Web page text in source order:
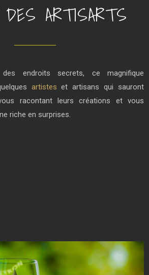
DES ARTISARTS
endroits secrets, ce magnifique
artistes et artisans qui sauront
racontant leurs créations et vous
riche en surprises.